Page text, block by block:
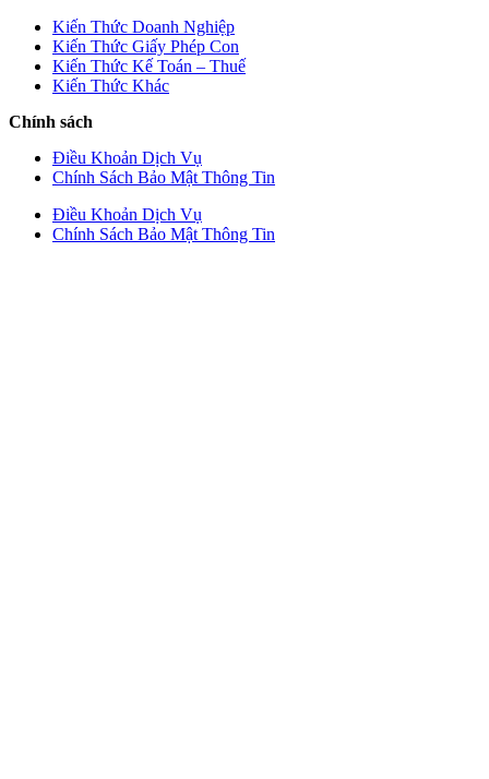
Kiến Thức Doanh Nghiệp
Kiến Thức Giấy Phép Con
Kiến Thức Kế Toán – Thuế
Kiến Thức Khác
Chính sách
Điều Khoản Dịch Vụ
Chính Sách Bảo Mật Thông Tin
Điều Khoản Dịch Vụ
Chính Sách Bảo Mật Thông Tin